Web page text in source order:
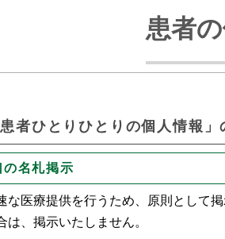
患者
者ひとりひとりの個人情報」
名札掲示
な医療提供を行うため、原則として
は、掲示いたしません。